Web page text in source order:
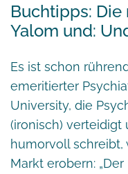
Buchtipps: Die
Yalom und:
Es ist schon
emeritierter
University, die
(ironisch) verteidigt
humorvoll schreibt,
Markt erobern: